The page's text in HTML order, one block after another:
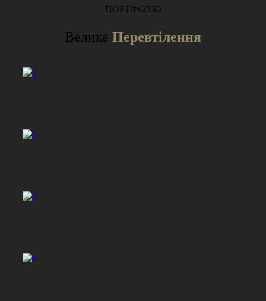
ПОРТФОЛІО
Велике Перевтілення